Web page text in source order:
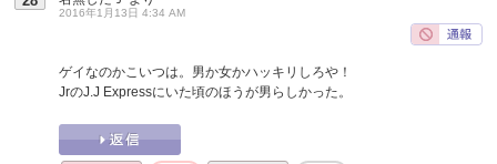
2016年1月13日 4:34 AM
ゲイなのかこいつは。男か女かハッキリしろや！
JrのJ.J Expressにいた頃のほうが男らしかった。